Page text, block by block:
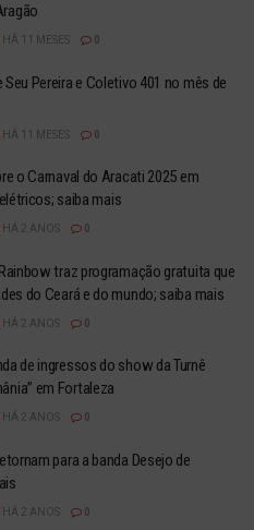
HÁ 11 MESES
Pereira e Coletivo 401 no mês de
HÁ 11 MESES
o Carnaval do Aracati 2025 em
saiba mais
HÁ 2 ANOS
traz programação gratuita que
do Ceará e do mundo; saiba mais
HÁ 2 ANOS
de ingressos do show da Turnê
em Fortaleza
HÁ 2 ANOS
para a banda Desejo de
HÁ 2 ANOS